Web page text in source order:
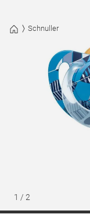
Schnuller
1 / 2